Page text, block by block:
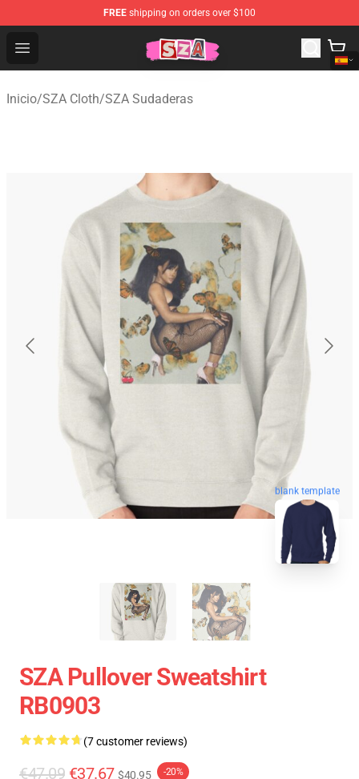
FREE shipping on orders over $100
Open menu
SZA Shop - Official SZA Merchandise Store
Inicio/SZA Cloth/SZA Sudaderas
blank template
SZA Pullover Sweatshirt
RB0903
(7 customer reviews)
€47.09 €37.67 $40.95 -20%